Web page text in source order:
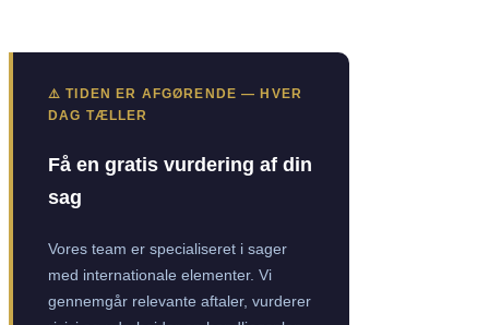
⚠️ TIDEN ER AFGØRENDE — HVER
DAG TÆLLER
Få en gratis vurdering af din
sag
Vores team er specialiseret i sager
med internationale elementer. Vi
gennemgår relevante aftaler, vurderer